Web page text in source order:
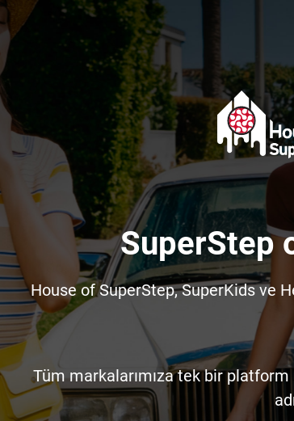
SuperStep
House of SuperStep, SuperKids ve
Tüm markalarımıza tek bir